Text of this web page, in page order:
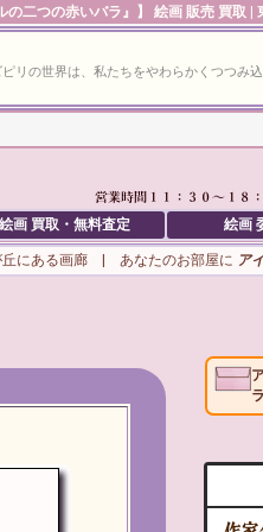
の二つの赤いバラ』】 絵画 販売 買取 |
の世界は、私たちをやわらかくつつ
絵画 買取・無料査定 絵画
丘にある画廊 | あなたのお部屋に ア